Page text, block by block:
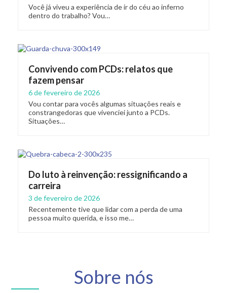
Você já viveu a experiência de ir do céu ao inferno
dentro do trabalho? Vou…
Convivendo com PCDs: relatos que
fazem pensar
6 de fevereiro de 2026
Vou contar para vocês algumas situações reais e
constrangedoras que vivenciei junto a PCDs.
Situações…
Do luto à reinvenção: ressignificando a
carreira
3 de fevereiro de 2026
Recentemente tive que lidar com a perda de uma
pessoa muito querida, e isso me…
Sobre nós